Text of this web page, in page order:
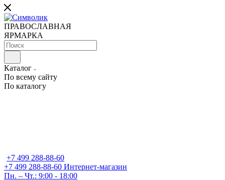
ПРАВОСЛАВНАЯ
ЯРМАРКА
Каталог
По всему сайту
По каталогу
+7 499 288-88-60
+7 499 288-88-60 Интернет-магазин
Пн. – Чт.: 9:00 - 18:00